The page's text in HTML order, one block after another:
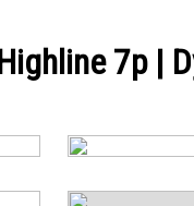
7p |